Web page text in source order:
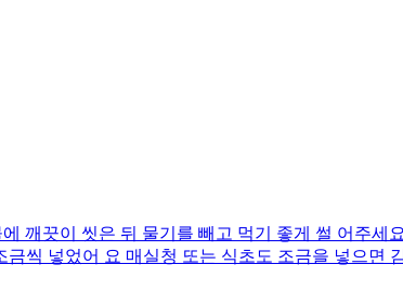
깨끗이 씻은 뒤 물기를 빼고 먹기 좋게 썰 어주
씩 넣었어 요 매실청 또는 식초도 조금을 넣으면